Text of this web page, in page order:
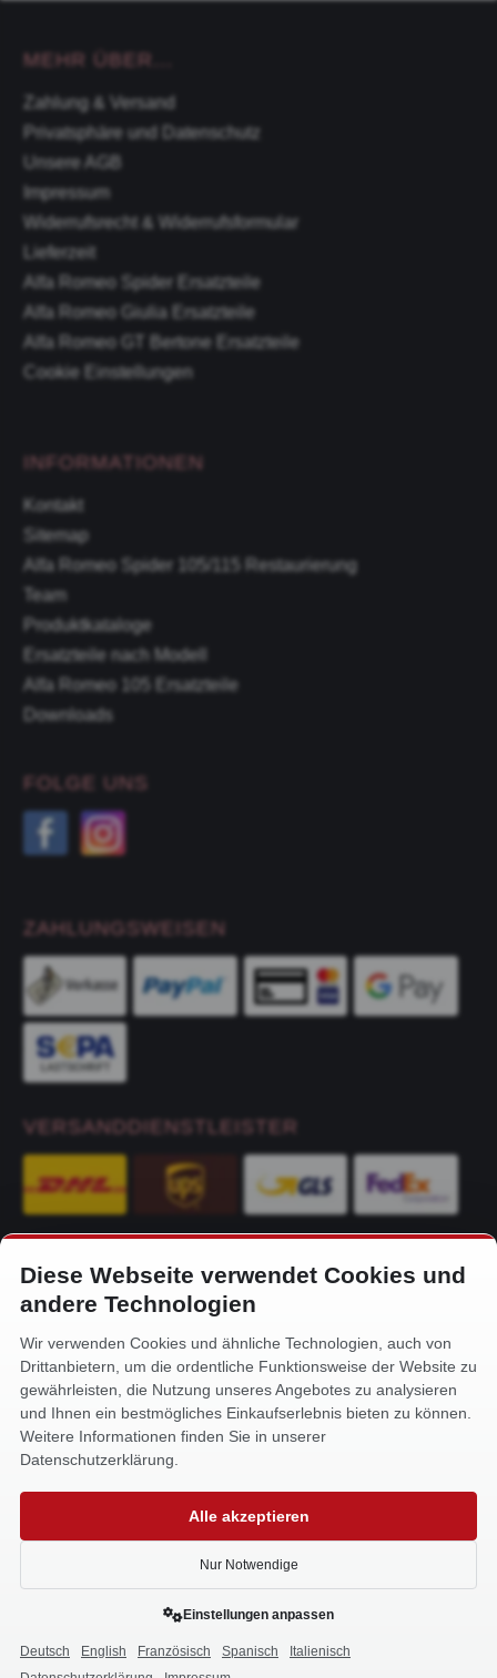
MEHR ÜBER...
Zahlung & Versand
Privatsphäre und Datenschutz
Unsere AGB
Impressum
Widerrufsrecht & Widerrufsformular
Lieferzeit
Alfa Romeo Spider Ersatzteile
Alfa Romeo Giulia Ersatzteile
Alfa Romeo GT Bertone Ersatzteile
Cookie Einstellungen
INFORMATIONEN
Kontakt
Sitemap
Alfa Romeo Spider 105/115 Restaurierung
Team
Produktkataloge
Ersatzteile nach Modell
Alfa Romeo 105 Ersatzteile
Downloads
FOLGE UNS
ZAHLUNGSWEISEN
VERSANDDIENSTLEISTER
KONTAKT
Alfa-Service Hurtienne GmbH
Siemensstr. 32
59199 Bönen
+49 (0) 2383 93640
info@alfa-service.com
Whatsapp (no voice calls):
Diese Webseite verwendet Cookies und
andere Technologien
Wir verwenden Cookies und ähnliche Technologien, auch von
Drittanbietern, um die ordentliche Funktionsweise der Website zu
gewährleisten, die Nutzung unseres Angebotes zu analysieren
und Ihnen ein bestmögliches Einkaufserlebnis bieten zu können.
Weitere Informationen finden Sie in unserer
Datenschutzerklärung.
Alle akzeptieren
Nur Notwendige
Einstellungen anpassen
Deutsch English Französisch Spanisch
Italienisch